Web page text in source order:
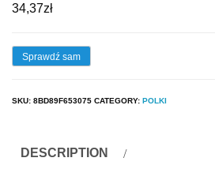
34,37zł
Sprawdź sam
SKU: 8BD89F653075 CATEGORY: POLKI
DESCRIPTION